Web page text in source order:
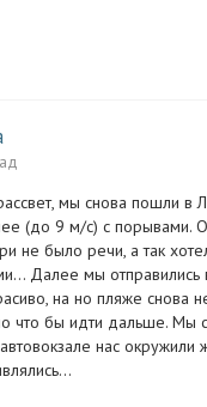
мы снова пошли в
(до 9 м/с) с порывами.
не было речи, а так
Далее мы отправились
на но пляже снова
что бы идти дальше. Мы
нас окружили